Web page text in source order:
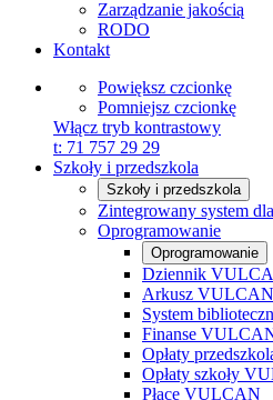
Zarządzanie jakością
RODO
Kontakt
Powiększ czcionkę
Pomniejsz czcionkę
Włącz tryb kontrastowy
t: 71 757 29 29
Szkoły i przedszkola
Szkoły i przedszkola
Zintegrowany system
Oprogramowanie
Oprogramowanie
Dziennik
Arkusz VULCAN
System
Finanse
Opłaty
Opłaty szkoły
Płace VULCAN